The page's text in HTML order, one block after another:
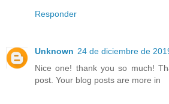
Responder
Unknown 24 de diciembre de
Nice one! thank you so much!
post. Your blog posts are more in